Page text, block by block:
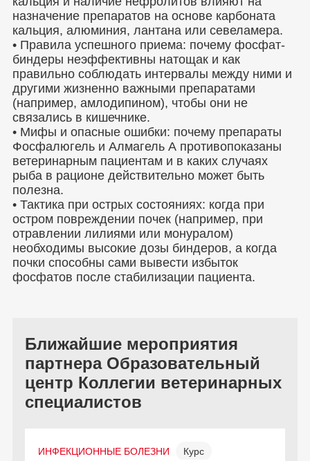
назначение препаратов на основе карбоната
кальция, алюминия, лантана или севеламера.
• Правила успешного приема: почему фосфат-
биндеры неэффективны натощак и как
правильно соблюдать интервалы между ними и
другими жизненно важными препаратами
(например, амлодипином), чтобы они не
связались в кишечнике.
• Мифы и опасные ошибки: почему препараты
Фосфалюгель и Алмагель А противопоказаны
ветеринарным пациентам и в каких случаях
рыба в рационе действительно может быть
полезна.
• Тактика при острых состояниях: когда при
остром повреждении почек (например, при
отравлении лилиями или монуралом)
необходимы высокие дозы биндеров, а когда
почки способны сами вывести избыток
фосфатов после стабилизации пациента.
Ближайшие мероприятия
партнера Образовательный
центр Коллегии ветеринарных
специалистов
ИНФЕКЦИОННЫЕ БОЛЕЗНИ Курс